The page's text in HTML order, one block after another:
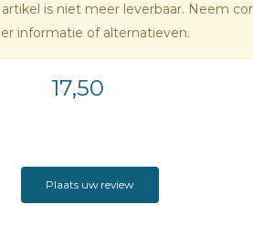
is niet meer leverbaar. Neem
informatie of alternatieven.
17,50
Plaats uw review